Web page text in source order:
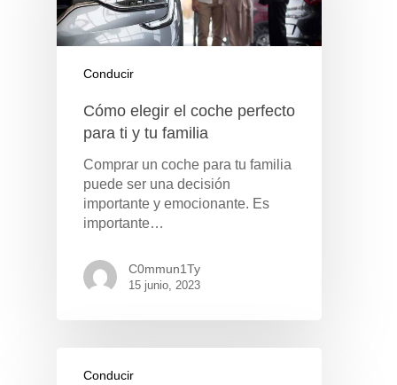
Pulse Enter para buscar o ESC para cerrar
Conducir
Cómo elegir el coche perfecto
para ti y tu familia
Comprar un coche para tu familia
puede ser una decisión
importante y emocionante. Es
importante…
C0mmun1Ty
15 junio, 2023
Conducir